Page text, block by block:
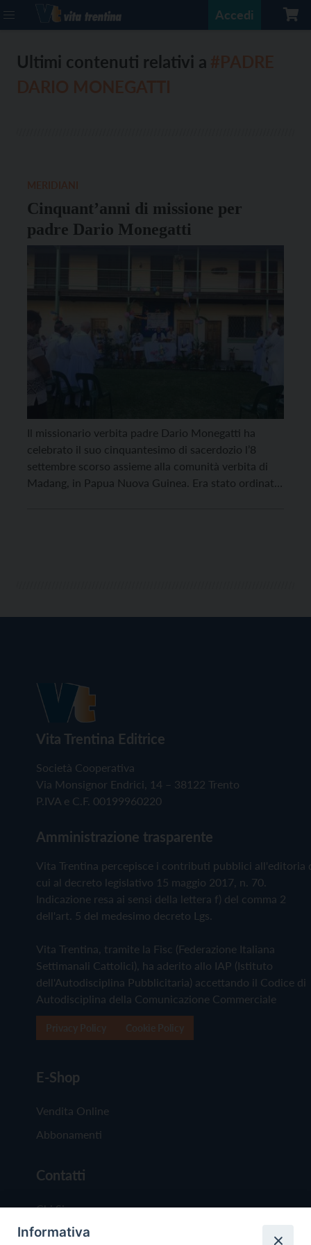
Accedi
Ultimi contenuti relativi a
Cinquant’anni di missione per
padre Dario Monegatti
Il missionario verbita padre Dario Monegatti ha
celebrato il suo cinquantesimo di sacerdozio l’8
settembre scorso assieme alla comunità verbita di
Madang, in Papua Nuova Guinea. Era stato ordinato
Vita Trentina Editrice
Società Cooperativa
Via Monsignor Endrici, 14 – 38122 Trento
P.IVA e C.F. 00199960220
Amministrazione trasparente
Vita Trentina percepisce i contributi pubblici all'editoria
cui al decreto legislativo 15 maggio 2017, n. 70.
Indicazione resa ai sensi della lettera f) del comma 2
dell'art. 5 del medesimo decreto Lgs.
Vita Trentina, tramite la Fisc (Federazione Italiana
Settimanali Cattolici), ha aderito allo IAP (Istituto
dell'Autodisciplina Pubblicitaria) accettando il Codice di
Autodisciplina della Comunicazione Commerciale
E-Shop
Vendita Online
Abbonamenti
Contatti
Chi Siamo
Redazione
Informativa